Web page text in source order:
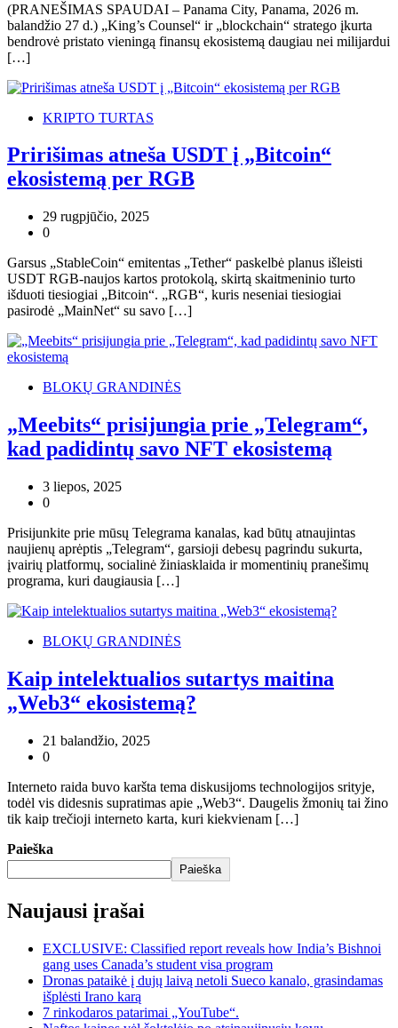
(PRANEŠIMAS SPAUDAI – Panama City, Panama, 2026 m.
balandžio 27 d.) „King’s Counsel“ ir „blockchain“ stratego įkurta
bendrovė pristato vieningą finansų ekosistemą daugiau nei milijardui
[…]
KRIPTO TURTAS
Pririšimas atneša USDT į „Bitcoin“
ekosistemą per RGB
29 rugpjūčio, 2025
0
Garsus „StableCoin“ emitentas „Tether“ paskelbė planus išleisti
USDT RGB-naujos kartos protokolą, skirtą skaitmeninio turto
išduoti tiesiogiai „Bitcoin“. „RGB“, kuris neseniai tiesiogiai
pasirodė „MainNet“ su savo […]
BLOKŲ GRANDINĖS
„Meebits“ prisijungia prie „Telegram“,
kad padidintų savo NFT ekosistemą
3 liepos, 2025
0
Prisijunkite prie mūsų Telegrama kanalas, kad būtų atnaujintas
naujienų aprėptis „Telegram“, garsioji debesų pagrindu sukurta,
įvairių platformų, socialinė žiniasklaida ir momentinių pranešimų
programa, kuri daugiausia […]
BLOKŲ GRANDINĖS
Kaip intelektualios sutartys maitina
„Web3“ ekosistemą?
21 balandžio, 2025
0
Interneto raida buvo karšta tema diskusijoms technologijos srityje,
todėl vis didesnis supratimas apie „Web3“. Daugelis žmonių tai žino
tik kaip trečioji interneto karta, kuri kiekvienam […]
Paieška
Paieška
Naujausi įrašai
EXCLUSIVE: Classified report reveals how India’s Bishnoi
gang uses Canada’s student visa program
Dronas pataikė į dujų laivą netoli Sueco kanalo, grasindamas
išplėsti Irano karą
7 rinkodaros patarimai „YouTube“.